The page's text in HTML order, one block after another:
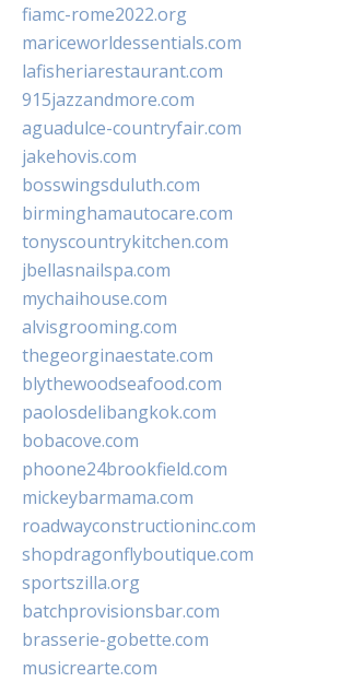
fiamc-rome2022.org
mariceworldessentials.com
lafisheriarestaurant.com
915jazzandmore.com
aguadulce-countryfair.com
jakehovis.com
bosswingsduluth.com
birminghamautocare.com
tonyscountrykitchen.com
jbellasnailspa.com
mychaihouse.com
alvisgrooming.com
thegeorginaestate.com
blythewoodseafood.com
paolosdelibangkok.com
bobacove.com
phoone24brookfield.com
mickeybarmama.com
roadwayconstructioninc.com
shopdragonflyboutique.com
sportszilla.org
batchprovisionsbar.com
brasserie-gobette.com
musicrearte.com